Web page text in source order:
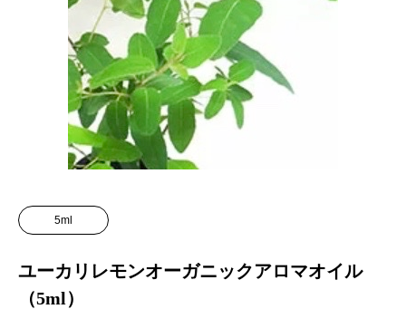
5ml
ユーカリレモンオーガニックアロマオイル
（5ml）